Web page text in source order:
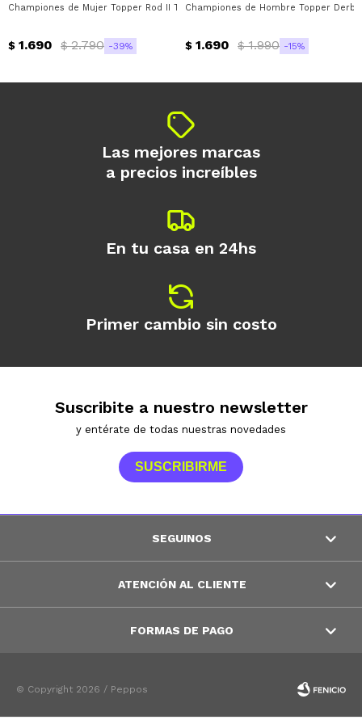
Championes de Mujer Topper Rod II Topper - Negro - Gris
$ 1.690 $ 2.790 39
Championes de Hombre Topper
$ 1.690 $ 1.990 15
Las mejores marcas
a precios increíbles
En tu casa en 24hs
Primer cambio sin costo
Suscribite a nuestro newsletter
y entérate de todas nuestras novedades
SUSCRIBIRME
SEGUINOS
ATENCIÓN AL CLIENTE
FORMAS DE PAGO
© Copyright 2026 / Peppos
Día Mes Año
Continuar